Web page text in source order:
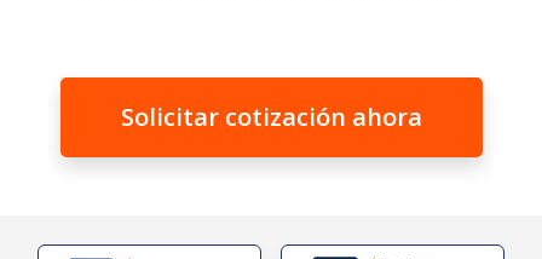
Solicitar cotización ahora